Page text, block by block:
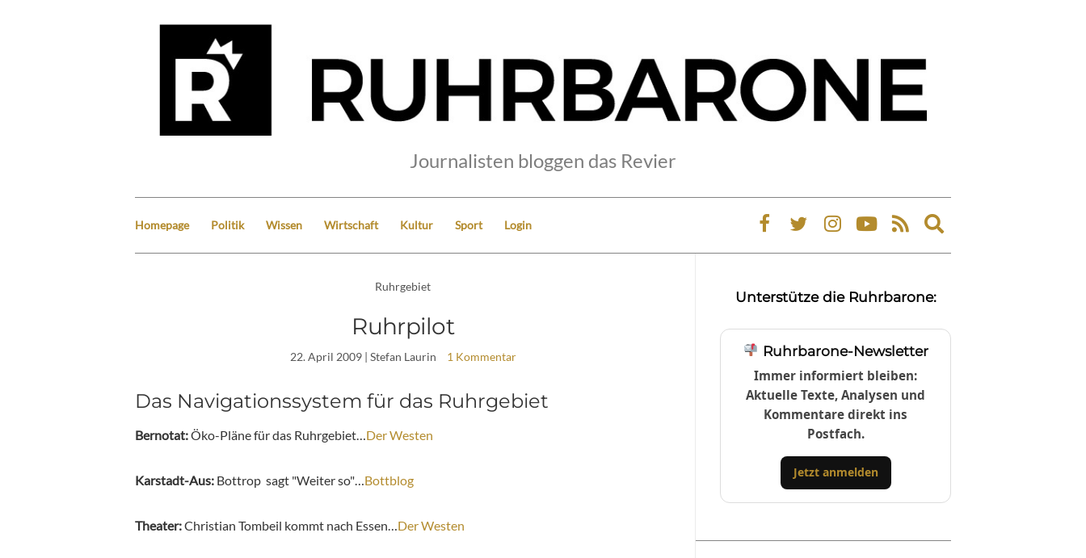
Journalisten bloggen das Revier
Homepage Politik Wissen Wirtschaft Kultur Sport Login
Expand
search
Ruhrgebiet
Ruhrpilot
22. April 2009| Stefan Laurin 1 Kommentar
Das Navigationssystem für das Ruhrgebiet
Bernotat:Öko-Pläne für das Ruhrgebiet… Der Westen
Karstadt-Aus: Bottrop sagt "Weiter so"… Bottblog
Theater:Christian Tombeil kommt nach Essen… Der Westen
Unterstütze die Ruhrbarone:
Ruhrbarone-Newsletter
Immer informiert bleiben:
Aktuelle Texte, Analysen und
Kommentare direkt ins
Postfach.
Jetzt anmelden